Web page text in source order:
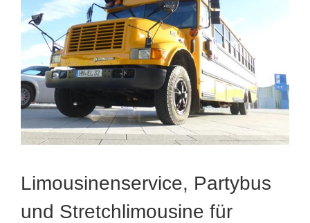
Limousinenservice, Partybus
und Stretchlimousine für